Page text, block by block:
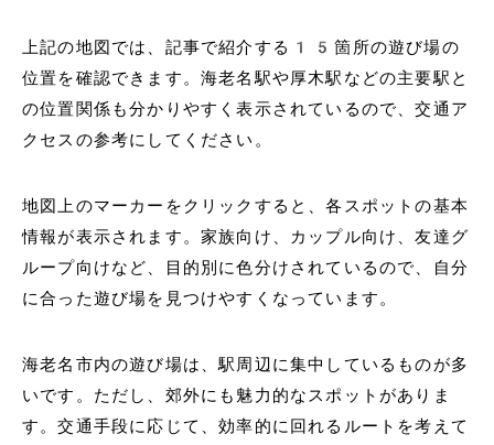
上記の地図では、記事で紹介する15箇所の遊び場の
位置を確認できます。海老名駅や厚木駅などの主要駅と
の位置関係も分かりやすく表示されているので、交通ア
クセスの参考にしてください。
地図上のマーカーをクリックすると、各スポットの基本
情報が表示されます。家族向け、カップル向け、友達グ
ループ向けなど、目的別に色分けされているので、自分
に合った遊び場を見つけやすくなっています。
海老名市内の遊び場は、駅周辺に集中しているものが多
いです。ただし、郊外にも魅力的なスポットがありま
す。交通手段に応じて、効率的に回れるルートを考えて